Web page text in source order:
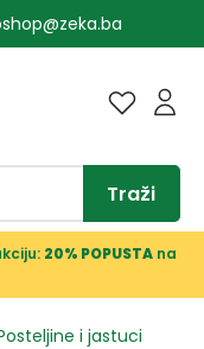
Traži
20% POPUSTAna
i jastuci